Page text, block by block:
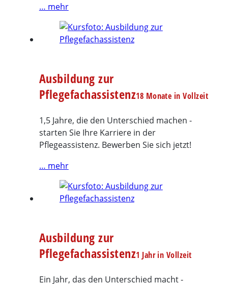
… mehr
Ausbildung zur
Pflegefachassistenz18 Monate in Vollzeit
1,5 Jahre, die den Unterschied machen -
starten Sie Ihre Karriere in der
Pflegeassistenz. Bewerben Sie sich jetzt!
… mehr
Ausbildung zur
Pflegefachassistenz1 Jahr in Vollzeit
Ein Jahr, das den Unterschied macht -